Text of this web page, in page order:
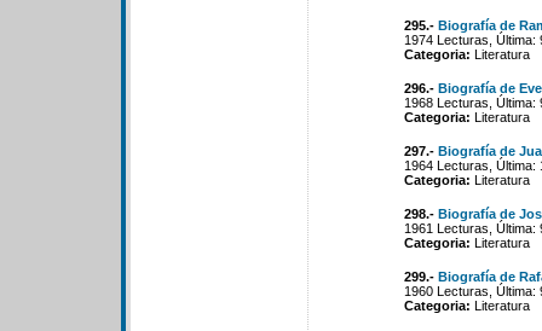
295.- Biografía de
1974 Lecturas,
Categoria: Literatura
296.- Biografía de
1968 Lecturas,
Categoria: Literatura
297.- Biografía de
1964 Lecturas,
Categoria: Literatura
298.- Biografía de
1961 Lecturas,
Categoria: Literatura
299.- Biografía de
1960 Lecturas,
Categoria: Literatura